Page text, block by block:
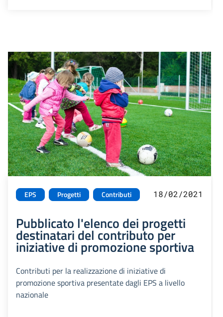
EPS Progetti Contributi 18/02/2021
Pubblicato l'elenco dei progetti
destinatari del contributo per
iniziative di promozione sportiva
Contributi per la realizzazione di iniziative di
promozione sportiva presentate dagli EPS a livello
nazionale